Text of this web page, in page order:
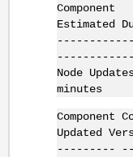
Estimated
minutes
Component
Updated
---------